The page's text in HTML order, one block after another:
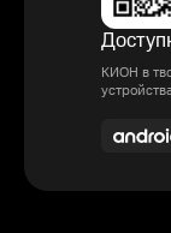
КИОН в